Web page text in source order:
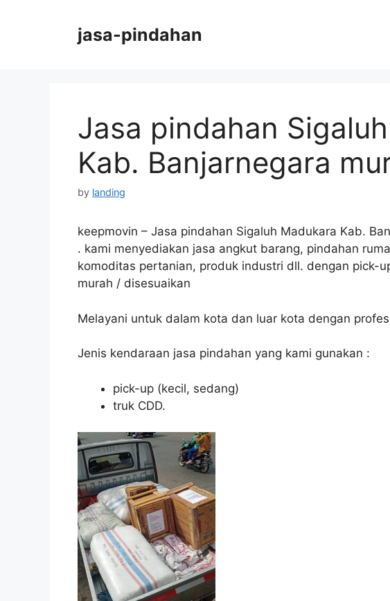
jasa-pindahan
Jasa pindahan
Kab. Banjarnegara
by landing
keepmovin – Jasa pindahan Sigaluh Madukara Kab.
. kami menyediakan jasa angkut barang, pindahan
komoditas pertanian, produk industri dll. dengan pick-
murah / disesuaikan
Melayani untuk dalam kota dan luar kota dengan
Jenis kendaraan jasa pindahan yang kami gunakan :
pick-up (kecil, sedang)
truk CDD.